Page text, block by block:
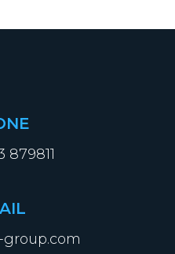
879811